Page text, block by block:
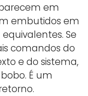
em
embutidos em
Se
comandos do
e do sistema,
É um